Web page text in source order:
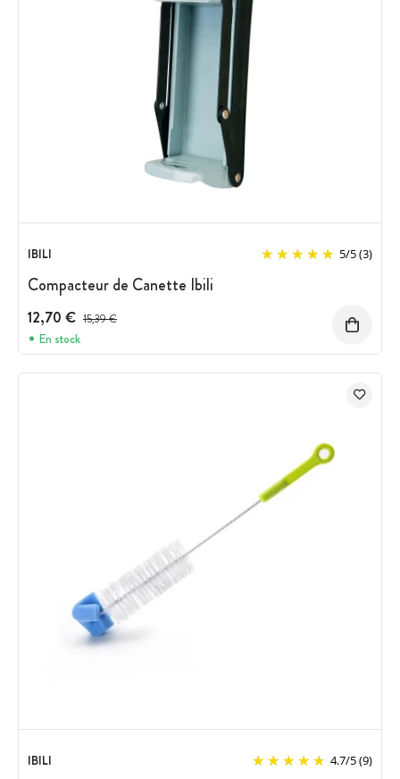
IBILI 5/5(3)
Compacteur de Canette Ibili
12,70 € Prix avant réduction :
15,39 €
En stock
IBILI 4.7/5(9)